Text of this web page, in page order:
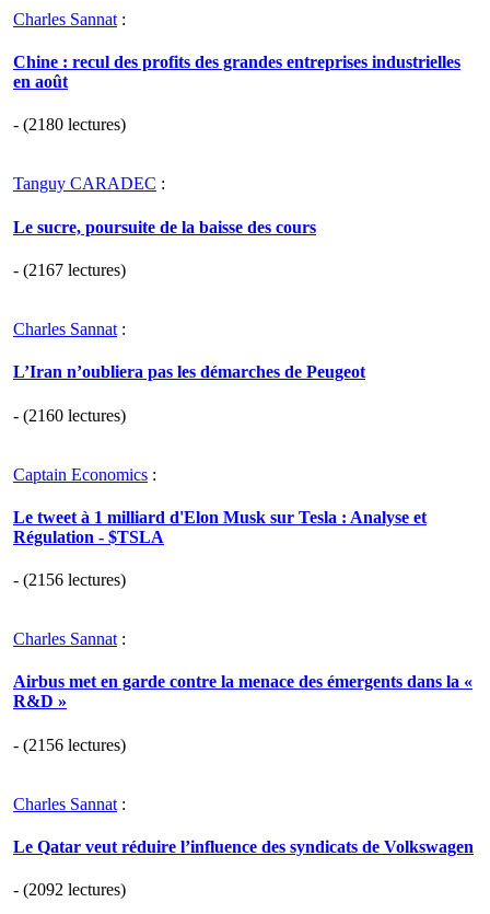
Charles Sannat :
Chine : recul des profits des grandes entreprises industrielles
en août
- (2180 lectures)
Tanguy CARADEC :
Le sucre, poursuite de la baisse des cours
- (2167 lectures)
Charles Sannat :
L’Iran n’oubliera pas les démarches de Peugeot
- (2160 lectures)
Captain Economics :
Le tweet à 1 milliard d'Elon Musk sur Tesla : Analyse et
Régulation - $TSLA
- (2156 lectures)
Charles Sannat :
Airbus met en garde contre la menace des émergents dans la «
R&D »
- (2156 lectures)
Charles Sannat :
Le Qatar veut réduire l’influence des syndicats de Volkswagen
- (2092 lectures)